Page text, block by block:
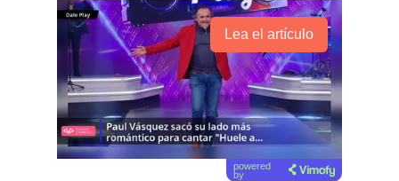
Lea el artículo
powered
by